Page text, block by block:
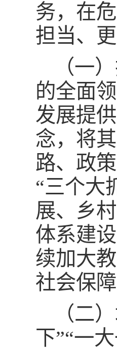
务，在
担当、
（一
的全面
发展提
念，将
路、政
“三个大
展、乡
体系建
续加大
社会保障
（二
下”“一